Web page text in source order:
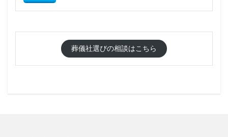
葬儀社選びの相談はこちら